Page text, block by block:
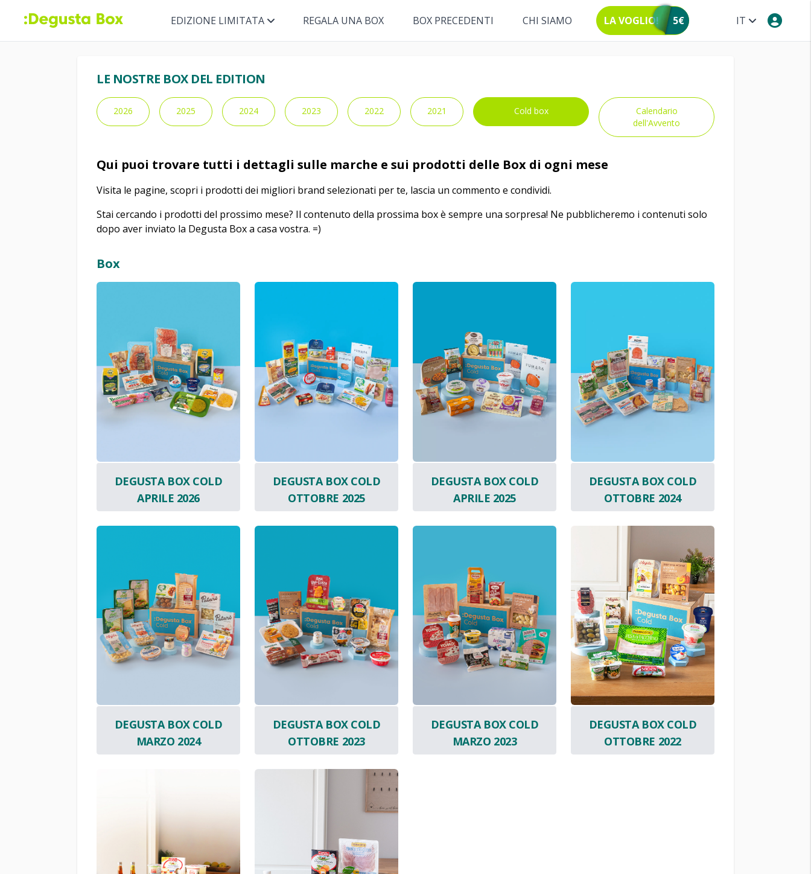
IT
EDIZIONE LIMITATA REGALA UNA BOX BOX PRECEDENTI CHI SIAMO LA VOGLIO! 5€
LE NOSTRE BOX DEL EDITION
2026 2025 2024 2023 2022 2021 Cold box
Calendario
dell'Avvento
Qui puoi trovare tutti i dettagli sulle marche e sui prodotti delle Box di ogni mese
Visita le pagine, scopri i prodotti dei migliori brand selezionati per te, lascia un commento e condividi.
Stai cercando i prodotti del prossimo mese? Il contenuto della prossima box è sempre una sorpresa! Ne pubblicheremo i contenuti solo
dopo aver inviato la Degusta Box a casa vostra. =)
Box
DEGUSTA BOX COLD
APRILE 2026
DEGUSTA BOX COLD
OTTOBRE 2025
DEGUSTA BOX COLD
APRILE 2025
DEGUSTA BOX COLD
OTTOBRE 2024
DEGUSTA BOX COLD
MARZO 2024
DEGUSTA BOX COLD
OTTOBRE 2023
DEGUSTA BOX COLD
MARZO 2023
DEGUSTA BOX COLD
OTTOBRE 2022